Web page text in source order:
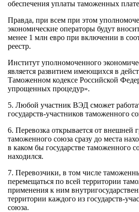
обеспечения уплаты таможенных
Правда, при всем при этом
экономические операторы будут
менее 1 млн евро при включении в
реестр.
Институт уполномоченного
является развитием имеющихся в
Таможенном кодексе Российской
упрощенных процедур».
5. Любой участник ВЭД сможет
государств-участников таможенного
6. Перевозка открывается от внешней
таможенного союза сразу до места
в каком бы государстве таможенного
находился.
7. Перевозчики, в том числе
перемещаться по всей территории
применения к ним
территории каждого из государств-
союза.